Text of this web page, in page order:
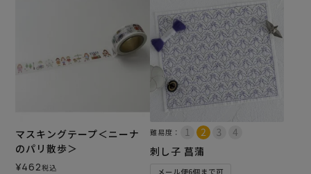
マスキングテープ＜ニーナ
のパリ散歩＞
¥462税込
難易度：
刺し子 菖蒲
メール便6個まで可